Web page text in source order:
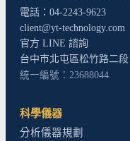
電話：04-2243-9623
client@yt-technology.com
官方 LINE 諮詢
台中市北屯區松竹路二段
統一編號：23688044
科學儀器
分析儀器規劃